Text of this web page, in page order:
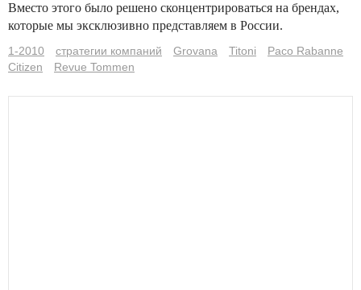
Вместо этого было решено сконцентрироваться на брендах,
которые мы эксклюзивно представляем в России.
1-2010 стратегии компаний Grovana Titoni
Paco Rabanne
Citizen
Revue Tommen